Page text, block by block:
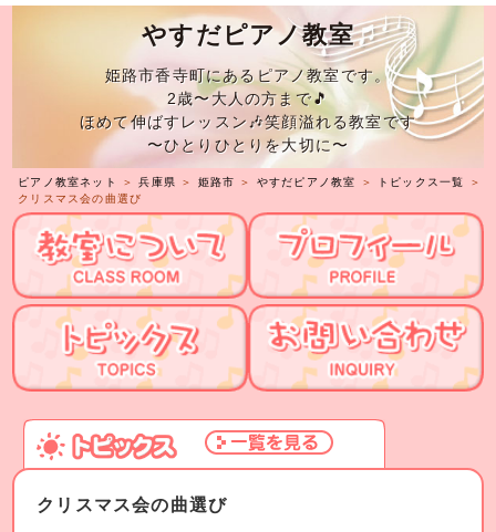
やすだピアノ教室
姫路市香寺町にあるピアノ教室です。
2歳〜大人の方まで🎵
ほめて伸ばすレッスン🎶笑顔溢れる教室です
〜ひとりひとりを大切に〜
ピアノ教室ネット ＞兵庫県 ＞ 姫路市 ＞ やすだピアノ教室 ＞ トピックス一覧
＞
クリスマス会の曲選び
クリスマス会の曲選び